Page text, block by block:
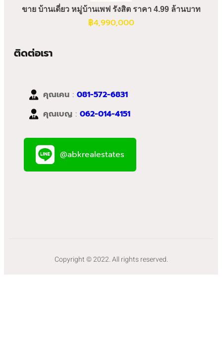
ขาย บ้านเดี่ยว หมู่บ้านเพฟ รังสิต ราคา 4.99 ล้านบาท
฿4,990,000
ติดต่อเรา
คุณเคน : 081-572-6831
คุณเบญ : 062-014-4151
@abkrealestates
Copyright © 2022. All rights reserved.